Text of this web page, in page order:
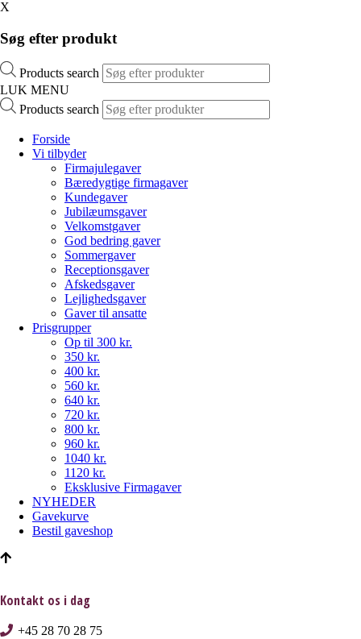
X
Søg efter produkt
Products search
LUK MENU
Products search
Forside
Vi tilbyder
Firmajulegaver
Bæredygtige firmagaver
Kundegaver
Jubilæumsgaver
Velkomstgaver
God bedring gaver
Sommergaver
Receptionsgaver
Afskedsgaver
Lejlighedsgaver
Gaver til ansatte
Prisgrupper
Op til 300 kr.
350 kr.
400 kr.
560 kr.
640 kr.
720 kr.
800 kr.
960 kr.
1040 kr.
1120 kr.
Eksklusive Firmagaver
NYHEDER
Gavekurve
Bestil gaveshop
Kontakt os i dag
+45 28 70 28 75